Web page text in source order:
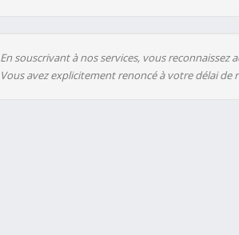
En souscrivant à nos services, vous
Vous avez explicitement renoncé à votre délai